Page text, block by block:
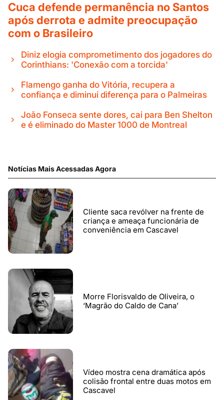
Cuca defende permanência no Santos
após derrota e admite preocupação
com o Brasileiro
Diniz elogia comprometimento dos jogadores do
Corinthians: 'Conexão com a torcida'
Flamengo ganha do Vitória, recupera a
confiança e diminui diferença para o Palmeiras
João Fonseca sente dores, cai para Ben Shelton
e é eliminado do Master 1000 de Montreal
Notícias Mais Acessadas Agora
Cliente saca revólver na frente de
criança e ameaça funcionária de
conveniência em Cascavel
Morre Florisvaldo de Oliveira, o
‘Magrão do Caldo de Cana’
Vídeo mostra cena dramática após
colisão frontal entre duas motos em
Cascavel